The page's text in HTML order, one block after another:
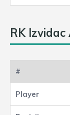
RK Izvidac